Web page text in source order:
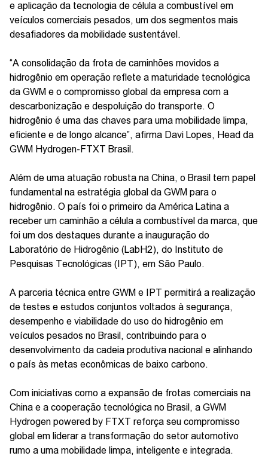
e aplicação da tecnologia de célula a combustível em
veículos comerciais pesados, um dos segmentos mais
desafiadores da mobilidade sustentável.
“A consolidação da frota de caminhões movidos a
hidrogênio em operação reflete a maturidade tecnológica
da GWM e o compromisso global da empresa com a
descarbonização e despoluição do transporte. O
hidrogênio é uma das chaves para uma mobilidade limpa,
eficiente e de longo alcance”, afirma Davi Lopes, Head da
GWM Hydrogen-FTXT Brasil.
Além de uma atuação robusta na China, o Brasil tem papel
fundamental na estratégia global da GWM para o
hidrogênio. O país foi o primeiro da América Latina a
receber um caminhão a célula a combustível da marca, que
foi um dos destaques durante a inauguração do
Laboratório de Hidrogênio (LabH2), do Instituto de
Pesquisas Tecnológicas (IPT), em São Paulo.
A parceria técnica entre GWM e IPT permitirá a realização
de testes e estudos conjuntos voltados à segurança,
desempenho e viabilidade do uso do hidrogênio em
veículos pesados no Brasil, contribuindo para o
desenvolvimento da cadeia produtiva nacional e alinhando
o país às metas econômicas de baixo carbono.
Com iniciativas como a expansão de frotas comerciais na
China e a cooperação tecnológica no Brasil, a GWM
Hydrogen powered by FTXT reforça seu compromisso
global em liderar a transformação do setor automotivo
rumo a uma mobilidade limpa, inteligente e integrada.